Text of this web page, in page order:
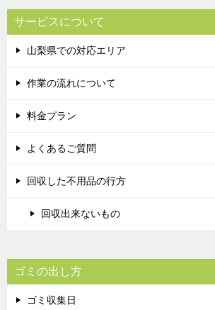
サービスについて
山梨県での対応エリア
作業の流れについて
料金プラン
よくあるご質問
回収した不用品の行方
回収出来ないもの
ゴミの出し方
ゴミ収集日